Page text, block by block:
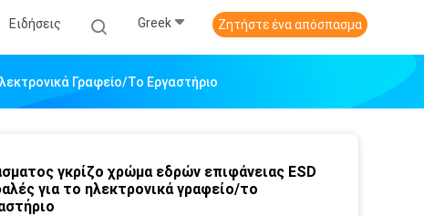
Ειδήσεις Greek Ζητήστε ένα απόσπασμα
Γραφείο/το Εργαστήριο
γκρίζο χρώμα εδρών επιφάνειας ESD
για το ηλεκτρονικά γραφείο/το